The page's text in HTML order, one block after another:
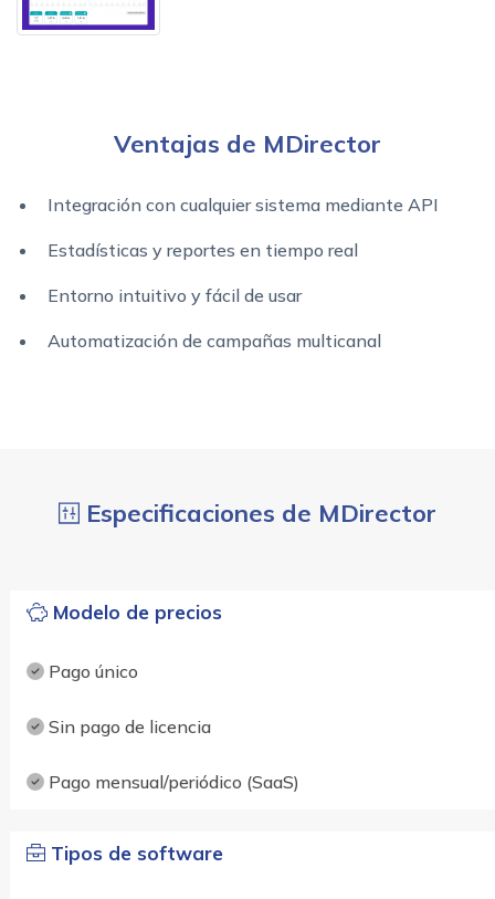
Ventajas de MDirector
Integración con cualquier sistema mediante API
Estadísticas y reportes en tiempo real
Entorno intuitivo y fácil de usar
Automatización de campañas multicanal
Especificaciones de MDirector
Modelo de precios
Pago único
Sin pago de licencia
Pago mensual/periódico (SaaS)
Tipos de software